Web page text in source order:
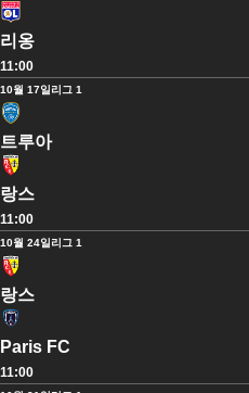
리옹
11:00
10월 17일리그 1
트루아
랑스
11:00
10월 24일리그 1
랑스
Paris FC
11:00